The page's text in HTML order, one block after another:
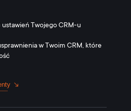
ustawień Twojego CRM-u
w Twoim CRM, które